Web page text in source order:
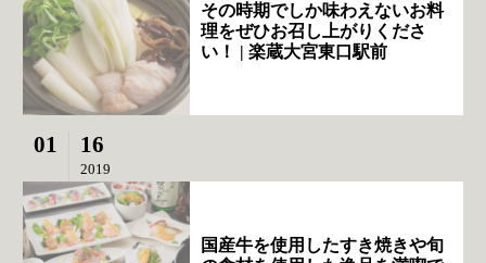
その時期でしか味わえないお料
理をぜひお召し上がりくださ
い！ | 楽蔵大宮東口駅前
01 16
2019
国産牛を使用したすき焼きや旬